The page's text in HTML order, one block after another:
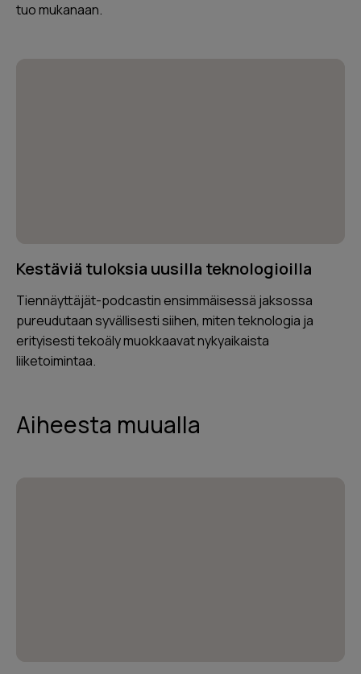
tuo mukanaan.
Kestäviä tuloksia uusilla teknologioilla
Tiennäyttäjät-podcastin ensimmäisessä jaksossa
pureudutaan syvällisesti siihen, miten teknologia ja
erityisesti tekoäly muokkaavat nykyaikaista
liiketoimintaa.
Aiheesta muualla